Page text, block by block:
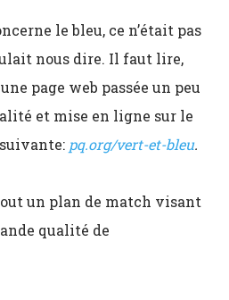
le bleu, ce n’était pas
nous dire. Il faut lire,
page web passée un peu
et mise en ligne sur le
suivante: pq.org/vert-et-bleu.
un plan de match visant
qualité de